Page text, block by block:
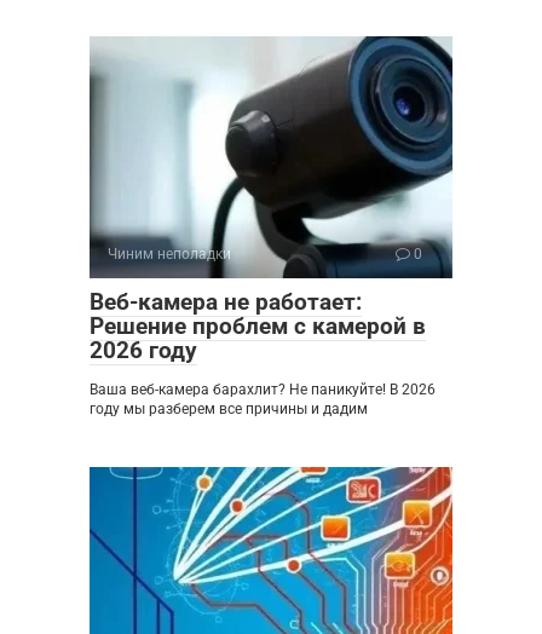
Чиним неполадки 0
Веб-камера не работает:
Решение проблем с камерой в
2026 году
Ваша веб-камера барахлит? Не паникуйте! В 2026
году мы разберем все причины и дадим